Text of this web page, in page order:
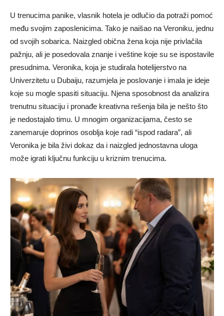
U trenucima panike, vlasnik hotela je odlučio da potraži pomoć
među svojim zaposlenicima. Tako je naišao na Veroniku, jednu
od svojih sobarica. Naizgled obična žena koja nije privlačila
pažnju, ali je posedovala znanje i veštine koje su se ispostavile
presudnima. Veronika, koja je studirala hotelijerstvo na
Univerzitetu u Dubaiju, razumjela je poslovanje i imala je ideje
koje su mogle spasiti situaciju. Njena sposobnost da analizira
trenutnu situaciju i pronađe kreativna rešenja bila je nešto što
je nedostajalo timu. U mnogim organizacijama, često se
zanemaruje doprinos osoblja koje radi “ispod radara”, ali
Veronika je bila živi dokaz da i naizgled jednostavna uloga
može igrati ključnu funkciju u kriznim trenucima.